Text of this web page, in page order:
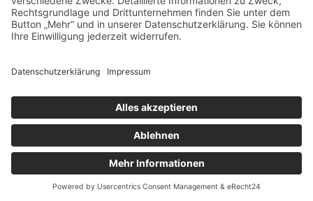
msisdesign. GmbH & Co. KGAlte Dorfstraße 19 a
17392 BoldekowDeutschland
Wir bieten flexible, sichere und zukunftsfähige IT-
Lösungen für Unternehmen, öffentliche
Einrichtungen und Ämter – regional betreut,
zuverlässig umgesetzt und individuell auf Ihre
Anforderungen abgestimmt. →